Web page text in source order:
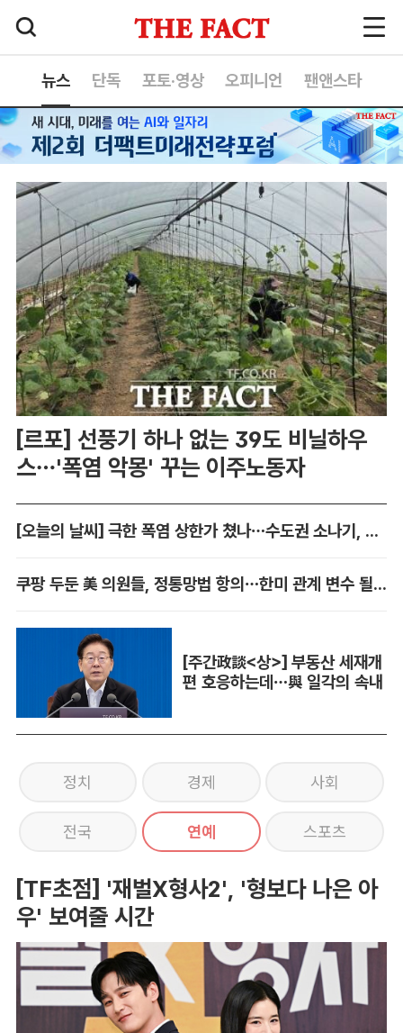
뉴스 단독 포토·영상 오피니언 팬앤스타
[르포] 선풍기 하나 없는 39도 비닐하우
스…'폭염 악몽' 꾸는 이주노동자
[오늘의 날씨] 극한 폭염 상한가 쳤나…수도권 소나기, 동해안에 폭우
쿠팡 두둔 美 의원들, 정통망법 항의…한미 관계 변수 될까
[주간政談<상>] 부동산 세재개
편 호응하는데…與 일각의 속내
정치 경제 사회
전국 연예 스포츠
[TF초점] '재벌X형사2', '형보다 나은 아
우' 보여줄 시간